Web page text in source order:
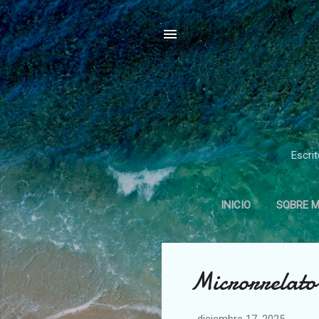
INICIO SOBRE MÍ
Microrrelato